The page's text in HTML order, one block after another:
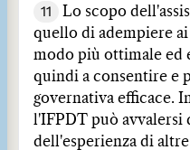
11
Lo scopo
quello di adempiere
modo più ottimale ed
quindi a consentire e
governativa efficace.
l'IFPDT può avvalersi
dell'esperienza di